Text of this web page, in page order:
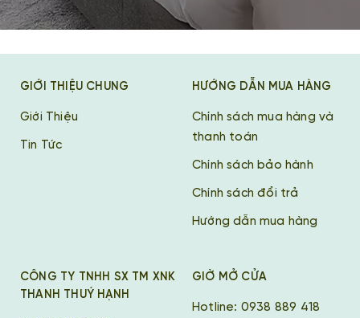
GIỚI THIỆU CHUNG
Giới Thiệu
Tin Tức
HƯỚNG DẪN MUA HÀNG
Chính sách mua hàng và
thanh toán
Chính sách bảo hành
Chính sách đổi trả
Hướng dẫn mua hàng
CÔNG TY TNHH SX TM XNK
THANH THUÝ HẠNH
GIỜ MỞ CỬA
Hotline: 0938 889 418